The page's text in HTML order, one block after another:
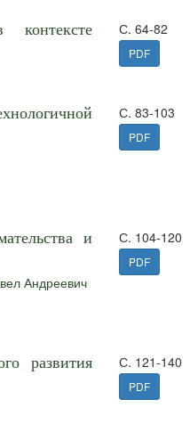
контексте
С. 64-82
PDF
С. 83-103
PDF
и
Андреевич
С. 104-120
PDF
развития
С. 121-140
PDF